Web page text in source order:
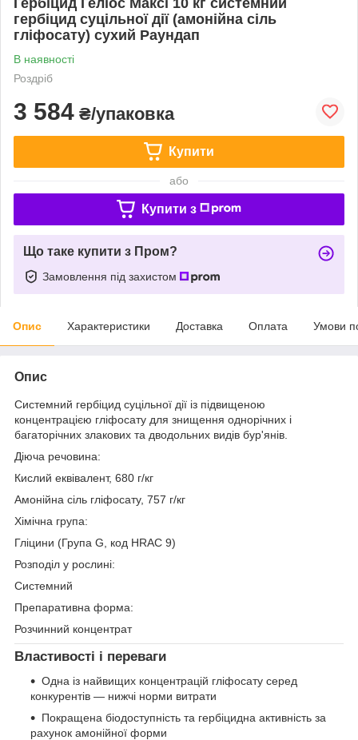
гербіцид суцільної дії (амонійна сіль
гліфосату) сухий Раундап
В наявності
Роздріб
3 584 ₴/упаковка
Купити
або
Купити з
Що таке купити з Пром?
Замовлення під захистом
Опис Характеристики Доставка Оплата Умови
Опис
Системний гербіцид суцільної дії із підвищеною
концентрацією гліфосату для знищення однорічних і
багаторічних злакових та дводольних видів бур'янів.
Діюча речовина:
Кислий еквівалент, 680 г/кг
Амонійна сіль гліфосату, 757 г/кг
Хімічна група:
Гліцини (Група G, код HRAC 9)
Розподіл у рослині:
Системний
Препаративна форма:
Розчинний концентрат
Властивості і переваги
Одна із найвищих концентрацій гліфосату серед
конкурентів — нижчі норми витрати
Покращена біодоступність та гербіцидна активність за
рахунок амонійної форми